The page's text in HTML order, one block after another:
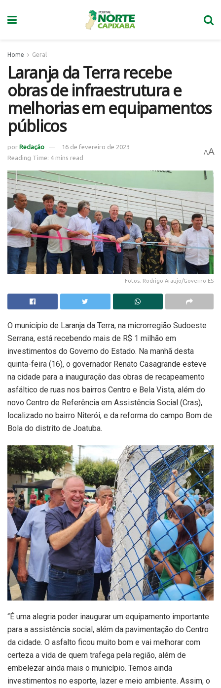
Home Geral
Laranja da Terra recebe
obras de infraestrutura e
melhorias em equipamentos
públicos
por Redação
16 de fevereiro de 2023
Reading Time: 4 mins read
AA
Fotos: Rodrigo Araujo/Governo-ES
O município de Laranja da Terra, na microrregião Sudoeste
Serrana, está recebendo mais de R$ 1 milhão em
investimentos do Governo do Estado. Na manhã desta
quinta-feira (16), o governador Renato Casagrande esteve
na cidade para a inauguração das obras de recapeamento
asfáltico de ruas nos bairros Centro e Bela Vista, além do
novo Centro de Referência em Assistência Social (Cras),
localizado no bairro Niterói, e da reforma do campo Bom de
Bola do distrito de Joatuba.
“É uma alegria poder inaugurar um equipamento importante
para a assistência social, além da pavimentação do Centro
da cidade. O asfalto ficou muito bom e vai melhorar com
certeza a vida de quem trafega pela região, além de
embelezar ainda mais o município. Temos ainda
investimentos no esporte, lazer e meio ambiente. Assim, o